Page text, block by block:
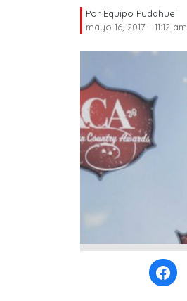
Por Equipo Pudahuel
mayo 16, 2017 - 11:12 am